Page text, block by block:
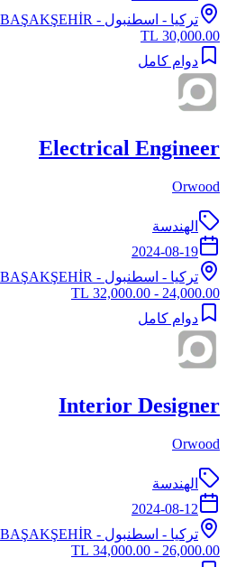
تركيا - اسطنبول - BAŞAKŞEHİR
30,000.00 TL
دوام كامل
Electrical Engineer
Orwood
الهندسة
2024-08-19
تركيا - اسطنبول - BAŞAKŞEHİR
24,000.00 - 32,000.00 TL
دوام كامل
Interior Designer
Orwood
الهندسة
2024-08-12
تركيا - اسطنبول - BAŞAKŞEHİR
26,000.00 - 34,000.00 TL